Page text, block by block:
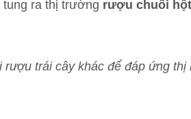
ra thị trường rượu chuối
trái cây khác để đáp ứng thị